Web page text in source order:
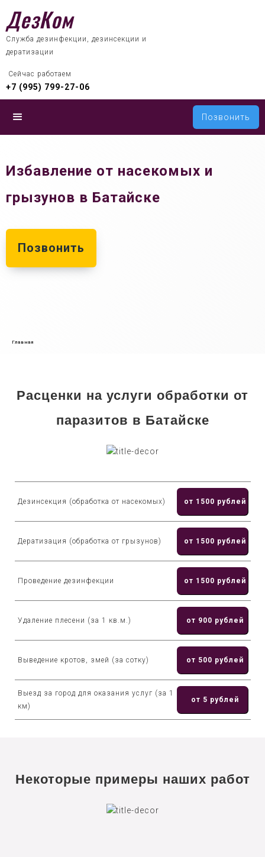
ДезКом
Служба дезинфекции, дезинсекции и
дератизации
Сейчас работаем
+7 (995) 799-27-06
Позвонить
Избавление от насекомых и
грызунов в Батайске
Позвонить
Главная
Расценки на услуги обработки от
паразитов в Батайске
Дезинсекция (обработка от насекомых) от 1500 рублей
Дератизация (обработка от грызунов) от 1500 рублей
Проведение дезинфекции от 1500 рублей
Удаление плесени (за 1 кв.м.) от 900 рублей
Выведение кротов, змей (за сотку) от 500 рублей
Выезд за город для оказания услуг (за 1
км)
от 5 рублей
Некоторые примеры наших работ